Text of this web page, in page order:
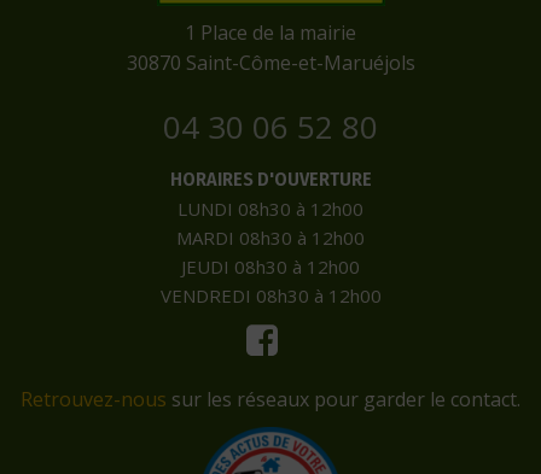
​1 Place de la mairie
​30870 Saint-Côme-et-Maruéjols
04 30 06 52 80
HORAIRES D'OUVERTURE
LUNDI 08h30 à 12h00
MARDI 08h30 à 12h00
JEUDI 08h30 à 12h00
VENDREDI 08h30 à 12h00
Retrouvez-nous sur les réseaux pour garder le contact.